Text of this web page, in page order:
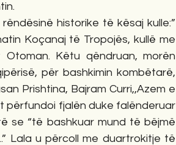
historike të kësaj kulle:”
Koçanaj të Tropojës, kullë me
Këtu qëndruan, morën
për bashkimin kombëtarë,
Prishtina, Bajram Curri,,Azem e
përfundoi fjalën duke falënderuar
se “të bashkuar mund të bëjmë
Lala u përcoll me duartrokitje të